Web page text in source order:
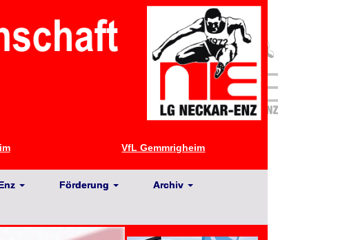
VfL Gemmrigheim
Förderung Archiv